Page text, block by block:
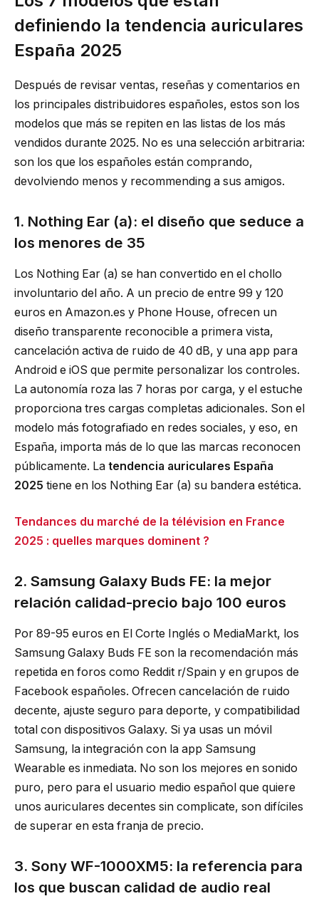
definiendo la tendencia auriculares
España 2025
Después de revisar ventas, reseñas y comentarios en
los principales distribuidores españoles, estos son los
modelos que más se repiten en las listas de los más
vendidos durante 2025. No es una selección arbitraria:
son los que los españoles están comprando,
devolviendo menos y recommending a sus amigos.
1. Nothing Ear (a): el diseño que seduce a
los menores de 35
Los Nothing Ear (a) se han convertido en el chollo
involuntario del año. A un precio de entre 99 y 120
euros en Amazon.es y Phone House, ofrecen un
diseño transparente reconocible a primera vista,
cancelación activa de ruido de 40 dB, y una app para
Android e iOS que permite personalizar los controles.
La autonomía roza las 7 horas por carga, y el estuche
proporciona tres cargas completas adicionales. Son el
modelo más fotografiado en redes sociales, y eso, en
España, importa más de lo que las marcas reconocen
públicamente. La tendencia auriculares España
2025 tiene en los Nothing Ear (a) su bandera estética.
Tendances du marché de la télévision en France
2025 : quelles marques dominent ?
2. Samsung Galaxy Buds FE: la mejor
relación calidad-precio bajo 100 euros
Por 89-95 euros en El Corte Inglés o MediaMarkt, los
Samsung Galaxy Buds FE son la recomendación más
repetida en foros como Reddit r/Spain y en grupos de
Facebook españoles. Ofrecen cancelación de ruido
decente, ajuste seguro para deporte, y compatibilidad
total con dispositivos Galaxy. Si ya usas un móvil
Samsung, la integración con la app Samsung
Wearable es inmediata. No son los mejores en sonido
puro, pero para el usuario medio español que quiere
unos auriculares decentes sin complicate, son difíciles
de superar en esta franja de precio.
3. Sony WF-1000XM5: la referencia para
los que buscan calidad de audio real